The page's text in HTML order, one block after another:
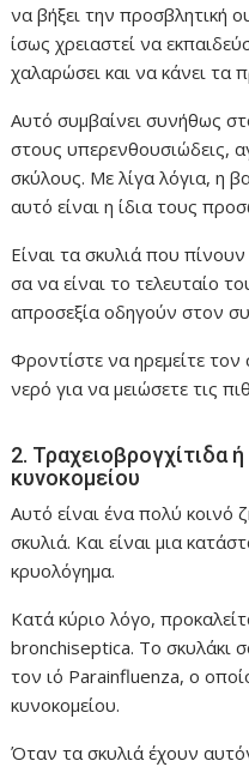
να βήξει την προσβλητική
ίσως χρειαστεί να
χαλαρώσει και να κάνει τα
Αυτό συμβαίνει συνήθως
στους υπερενθουσιώδεις,
σκύλους. Με λίγα λόγια, η
αυτό είναι η ίδια τους
Είναι τα σκυλιά που
σα να είναι το τελευταίο
απροσεξία οδηγούν στον
Φροντίστε να ηρεμείτε
νερό για να μειώσετε τις
2. Τραχειοβρογχίτιδα
κυνοκομείου
Αυτό είναι ένα πολύ κοινό
σκυλιά. Και είναι μια
κρυολόγημα.
Κατά κύριο λόγο,
bronchiseptica. Το σκυλάκι
τον ιό Parainfluenza, ο
κυνοκομείου.
Όταν τα σκυλιά έχουν